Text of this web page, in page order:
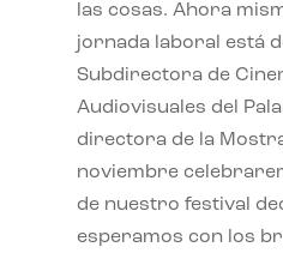
las cosas. Ahora
jornada laboral está
Subdirectora de
Audiovisuales del
directora de la
noviembre
de nuestro festival
esperamos con los